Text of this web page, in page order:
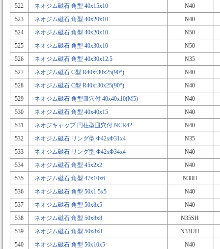
522
ネオジム磁石 角型 40x15x10
N40
523
ネオジム磁石 角型 40x20x10
N40
524
ネオジム磁石 角型 40x20x10
N50
525
ネオジム磁石 角型 40x30x10
N50
526
ネオジム磁石 角型 40x30x12.5
N35
527
ネオジム磁石 C型 R40xr30x25(90°)
N40
528
ネオジム磁石 C型 R40xr30x25(90°)
N40
529
ネオジム磁石 角型皿穴付 40x40x10(M5)
N40
530
ネオジム磁石 角型 40x40x15
N40
531
ネオジキャップ 円柱型皿穴付 NCR42
N40
532
ネオジム磁石 リング型 Φ42xΦ31x4
N35
533
ネオジム磁石 リング型 Φ42xΦ34x4
N40
534
ネオジム磁石 角型 45x2x2
N40
535
ネオジム磁石 角型 47x10x6
N38H
536
ネオジム磁石 角型 50x1.5x5
N40
537
ネオジム磁石 角型 50x8x5
N40
538
ネオジム磁石 角型 50x8x8
N35SH
539
ネオジム磁石 角型 50x8x8
N33UH
540
ネオジム磁石 角型 50x10x5
N40